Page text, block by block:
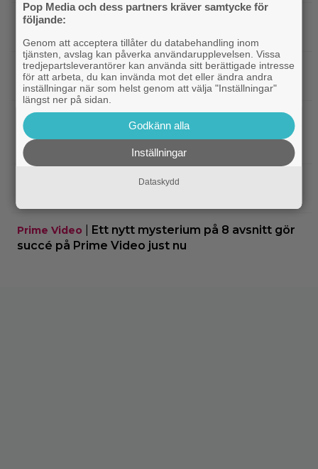
Bioaktuellt
läste manus till ”The Odyssey”
Trailers|Ny trailer till ”Ramayana” visar upp
nästa maffiga fantasyfilm från Indien
Trailers
trailern för ”Primetime” – kan bli en av höstens
stora snackisar
27 augusti blir en spännande
Prime Video
Ett nytt mysterium på 8 avsnitt gör
succé på Prime Video just nu
Pop Media och dess partners kräver samtycke för
följande:
Genom att acceptera tillåter du databehandling inom
tjänsten, avslag kan påverka användarupplevelsen. Vissa
tredjepartsleverantörer kan använda sitt berättigade intresse
för att arbeta, du kan invända mot det eller ändra andra
inställningar när som helst genom att välja "Inställningar"
längst ner på sidan.
Godkänn alla
Inställningar
Dataskydd